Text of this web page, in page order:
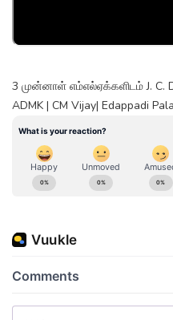
3 முன்னாள் எம்எல்ஏக்களிடம் J. C.
ADMK | CM Vijay| Edappadi